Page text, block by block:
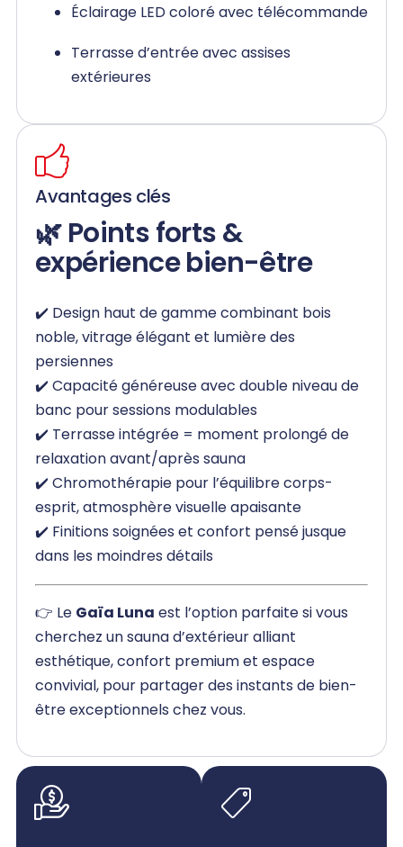
Éclairage LED coloré avec télécommande
Terrasse d’entrée avec assises
extérieures
Avantages clés
🌿 Points forts &
expérience bien-être
✔️ Design haut de gamme combinant bois
noble, vitrage élégant et lumière des
persiennes
✔️ Capacité généreuse avec double niveau de
banc pour sessions modulables
✔️ Terrasse intégrée = moment prolongé de
relaxation avant/après sauna
✔️ Chromothérapie pour l’équilibre corps-
esprit, atmosphère visuelle apaisante
✔️ Finitions soignées et confort pensé jusque
dans les moindres détails
👉 Le Gaïa Luna est l’option parfaite si vous
cherchez un sauna d’extérieur alliant
esthétique, confort premium et espace
convivial, pour partager des instants de bien-
être exceptionnels chez vous.